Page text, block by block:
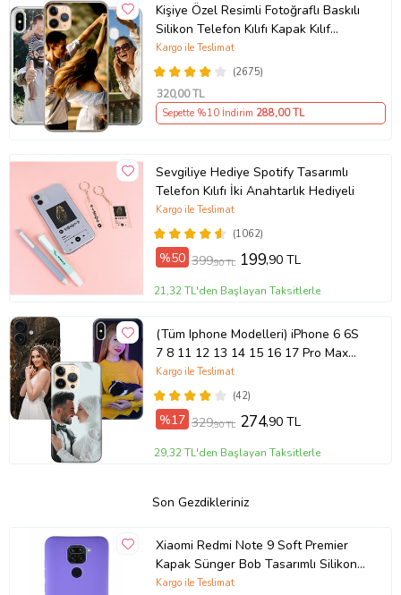
Kişiye Özel Resimli Fotoğraflı Baskılı
Silikon Telefon Kılıfı Kapak Kılıf
(Telefon Modelleri Açıklamada)
(2675)
Kargo ile Teslimat
320,00 TL
Sepette %10 İndirim 288,00 TL
Sevgiliye Hediye Spotify Tasarımlı
Telefon Kılıfı İki Anahtarlık Hediyeli
(1062)
Kargo ile Teslimat
%50 399,90 TL 199,90 TL
21,32 TL'den Başlayan Taksitlerle
(Tüm Iphone Modelleri) iPhone 6 6S
7 8 11 12 13 14 15 16 17 Pro Max
Plus Mini Kişiye Özel Resimli
Fotoğraflı Kılıf(42)
Kargo ile Teslimat
%17 329,90 TL 274,90 TL
29,32 TL'den Başlayan Taksitlerle
Son Gezdikleriniz
Xiaomi Redmi Note 9 Soft Premier
Kapak Sünger Bob Tasarımlı Silikon
Kılıf - Mor (Şeffaf)
Kargo ile Teslimat